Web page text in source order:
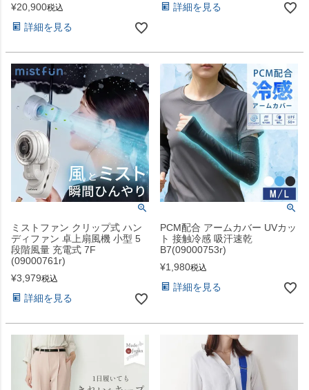
¥20,900税込
詳細を見る
詳細を見る
ミストファン クリップ式 ハン
ディファン 卓上扇風機 小型 5
段階風量 充電式 7F
(09000761r)
¥3,979税込
詳細を見る
PCM配合 アームカバー UVカッ
ト 接触冷感 吸汗速乾
B7(09000753r)
¥1,980税込
詳細を見る